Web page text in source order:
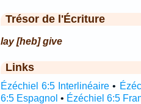
Trésor de l'Écriture
lay [heb] give
Links
Ézéchiel 6:5 Interlinéaire •
6:5 Espagnol • Ézéchiel 6:5